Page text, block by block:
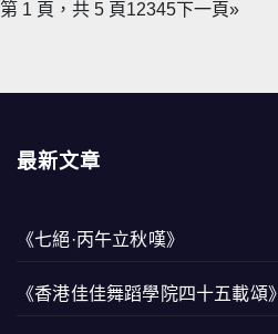
第 1 頁，共 5 頁12345下一頁»
最新文章
《七絕·丙午立秋嘆》
《香港佳佳舞蹈學院四十五載頌